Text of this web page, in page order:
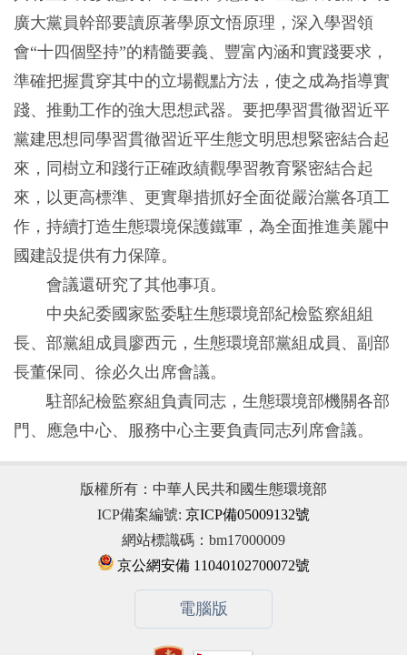
廣大黨員幹部要讀原著學原文悟原理，深入學習領
會“十四個堅持”的精髓要義、豐富內涵和實踐要求，
準確把握貫穿其中的立場觀點方法，使之成為指導實
踐、推動工作的強大思想武器。要把學習貫徹習近平
黨建思想同學習貫徹習近平生態文明思想緊密結合起
來，同樹立和踐行正確政績觀學習教育緊密結合起
來，以更高標準、更實舉措抓好全面從嚴治黨各項工
作，持續打造生態環境保護鐵軍，為全面推進美麗中
國建設提供有力保障。
會議還研究了其他事項。
中央紀委國家監委駐生態環境部紀檢監察組組
長、部黨組成員廖西元，生態環境部黨組成員、副部
長董保同、徐必久出席會議。
駐部紀檢監察組負責同志，生態環境部機關各部
門、應急中心、服務中心主要負責同志列席會議。
版權所有：中華人民共和國生態環境部
ICP備案編號: 京ICP備05009132號
網站標識碼：bm17000009
京公網安備 11040102700072號
電腦版